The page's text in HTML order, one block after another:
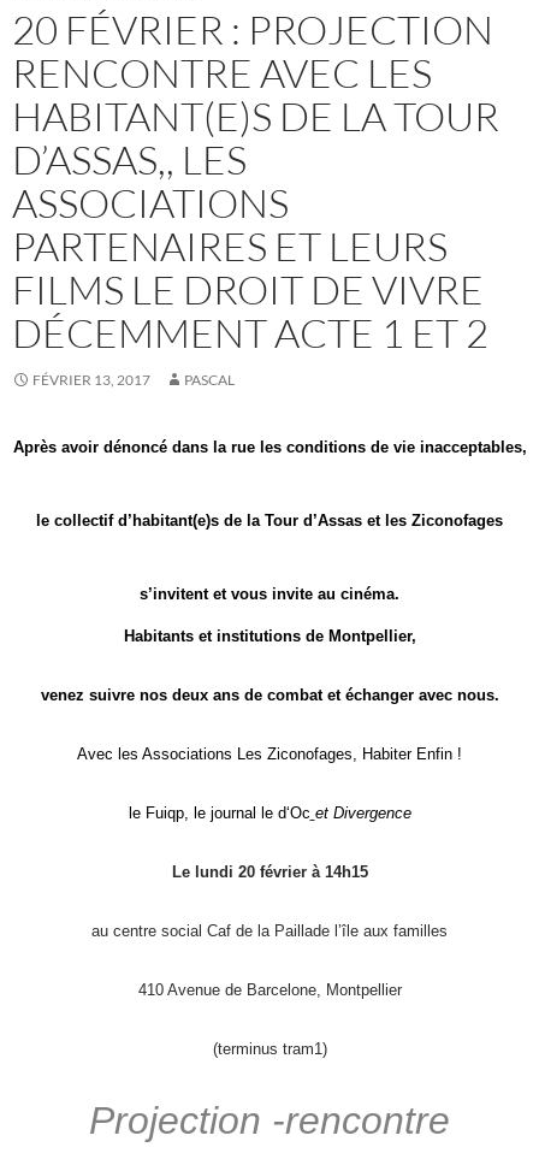
20 FÉVRIER : PROJECTION
RENCONTRE AVEC LES
HABITANT(E)S DE LA TOUR
D’ASSAS,, LES
ASSOCIATIONS
PARTENAIRES ET LEURS
FILMS LE DROIT DE VIVRE
DÉCEMMENT ACTE 1 ET 2
FÉVRIER 13, 2017 PASCAL
Après avoir dénoncé dans la rue les conditions de vie inacceptables,
le collectif d’habitant(e)s de la Tour d’Assas et les Ziconofages
s’invitent et vous invite au cinéma.
Habitants et institutions de Montpellier,
venez suivre nos deux ans de combat et échanger avec nous.
Avec les Associations Les Ziconofages, Habiter Enfin !
le Fuiqp, e journal le d‘Oc et Divergence
Le lundi 20 février à 14h15
au centre social Caf de la Paillade l’île aux familles
410 Avenue de Barcelone, Montpellier
(terminus tram1)
Projection -rencontre